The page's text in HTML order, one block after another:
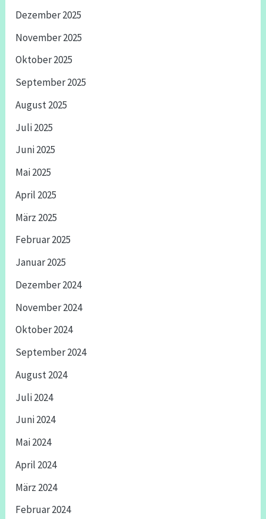
Dezember 2025
November 2025
Oktober 2025
September 2025
August 2025
Juli 2025
Juni 2025
Mai 2025
April 2025
März 2025
Februar 2025
Januar 2025
Dezember 2024
November 2024
Oktober 2024
September 2024
August 2024
Juli 2024
Juni 2024
Mai 2024
April 2024
März 2024
Februar 2024